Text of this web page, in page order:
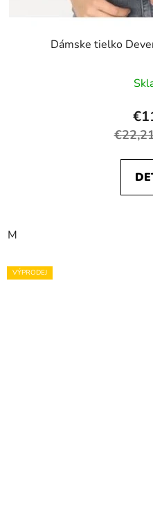
Dámske tielko
M
VÝPRODEJ